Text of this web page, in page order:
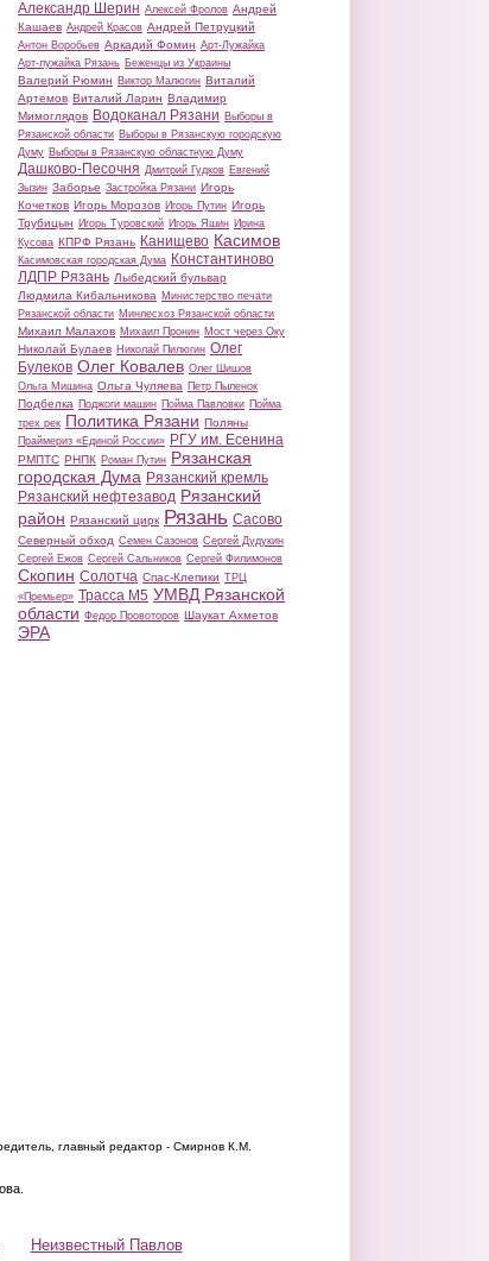
Александр Шерин Алексей Фролов Андрей
Кашаев Андрей Красов Андрей Петруцкий
Антон Воробьев Аркадий Фомин Арт-Лужайка
Арт-лужайка Рязань Беженцы из Украины
Валерий Рюмин Виктор Малюгин Виталий
Артемов Виталий Ларин Владимир
Мимоглядов Водоканал Рязани Выборы в
Рязанской области Выборы в Рязанскую городскую
Думу Выборы в Рязанскую областную Думу
Дашково-Песочня Дмитрий Гудков Евгений
Зызин Заборье Застройка Рязани Игорь
Кочетков Игорь Морозов Игорь Путин Игорь
Трубицын Игорь Туровский Игорь Яшин Ирина
Кусова КПРФ Рязань Канищево Касимов
Касимовская городская Дума Константиново
ЛДПР Рязань Лыбедский бульвар
Людмила Кибальникова Министерство печати
Рязанской области Минлесхоз Рязанской области
Михаил Малахов Михаил Пронин Мост через Оку
Николай Булаев Николай Пилюгин Олег
Булеков Олег Ковалев Олег Шишов
Ольга Мишина Ольга Чуляева Петр Пыленок
Подбелка Поджоги машин Пойма Павловки Пойма
трех рек Политика Рязани Поляны
Праймериз «Единой России» РГУ им. Есенина
РМПТС РНПК Роман Путин Рязанская
городская Дума Рязанский кремль
Рязанский нефтезавод Рязанский
район Рязанский цирк Рязань Сасово
Северный обход Семен Сазонов Сергей Дудукин
Сергей Ежов Сергей Сальников Сергей Филимонов
Скопин Солотча Спас-Клепики ТРЦ
«Премьер» Трасса М5 УМВД Рязанской
области Федор Провоторов Шаукат Ахметов
ЭРА
главный редактор - Смирнов К.М.
Неизвестный Павлов